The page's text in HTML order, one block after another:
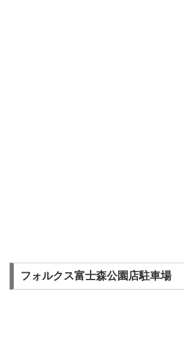
フォルクス富士森公園店駐車場